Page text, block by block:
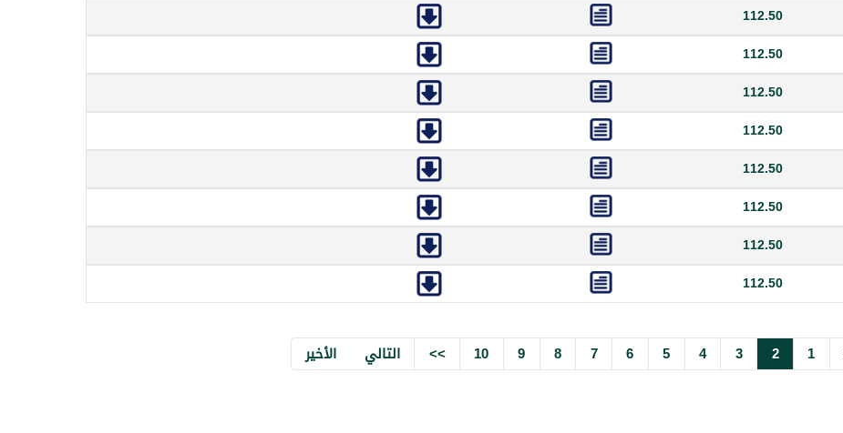
112.50
112.50
112.50
112.50
112.50
112.50
112.50
112.50
1
2
3
4
5
6
7
8
9
10
>> التالي الأخير